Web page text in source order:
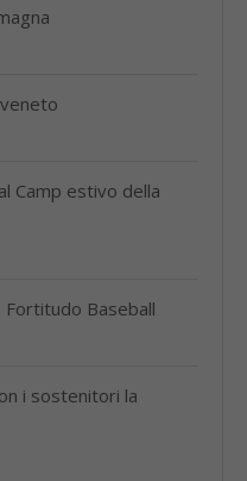
Camp estivo della
Fortitudo Baseball
i sostenitori la